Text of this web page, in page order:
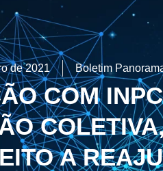
de 2021 Boletim
COM
A